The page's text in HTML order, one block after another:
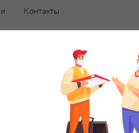
Контакты
240-88-88
Доставка еды во Владивостоке
Первые блюда Гарнир